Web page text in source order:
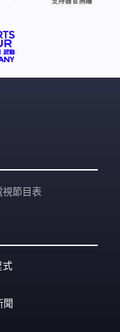
視節目表
式
聞